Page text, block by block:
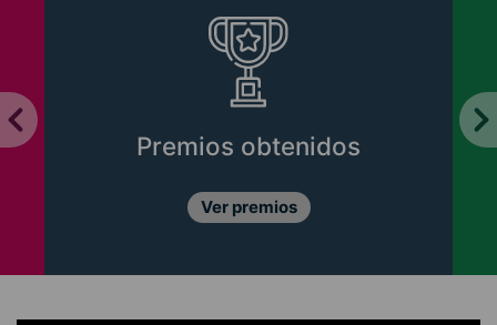
Premios obtenidos
Ver premios